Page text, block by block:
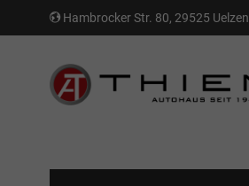
Hambrocker Str. 80, 29525 Uelzen